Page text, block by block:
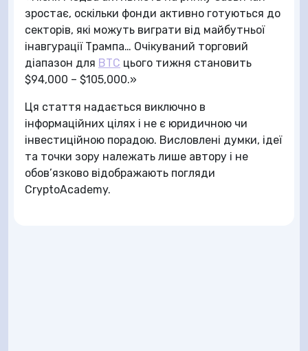
зростає, оскільки фонди активно готуються до
секторів, які можуть виграти від майбутньої
інавгурації Трампа… Очікуваний торговий
діапазон для BTC цього тижня становить
$94,000 – $105,000.»
Ця стаття надається виключно в
інформаційних цілях і не є юридичною чи
інвестиційною порадою. Висловлені думки, ідеї
та точки зору належать лише автору і не
обов’язково відображають погляди
CryptoAcademy.